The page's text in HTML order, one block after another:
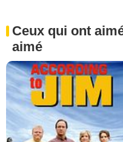
Ceux qui ont
aimé